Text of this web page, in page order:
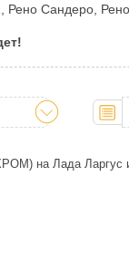
Рено Сандеро,
на Лада Ларгус